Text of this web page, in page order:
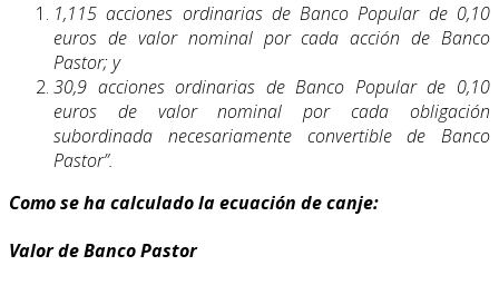
1,115 acciones ordinarias de Banco Popular de 0,10
euros de valor nominal por cada acción de Banco
Pastor; y
30,9 acciones ordinarias de Banco Popular de 0,10
euros de valor nominal por cada obligación
subordinada necesariamente convertible de Banco
Pastor”.
Como se ha calculado la ecuación de canje:
Valor de Banco Pastor